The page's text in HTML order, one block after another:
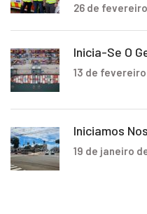
26 de
Inicia-Se O
13 de
Iniciamos
19 de janeiro